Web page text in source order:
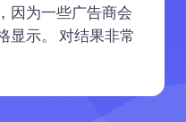
因为一些广告商会
显示。 对结果非常